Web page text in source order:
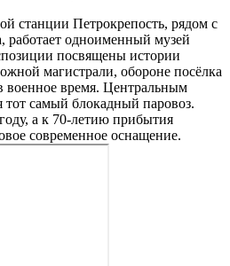
станции Петрокрепость, рядом с
работает одноименный музей
посвящены истории
магистрали, обороне посёлка
военное время. Центральным
тот самый блокадный паровоз.
а к 70-летию прибытия
современное оснащение.